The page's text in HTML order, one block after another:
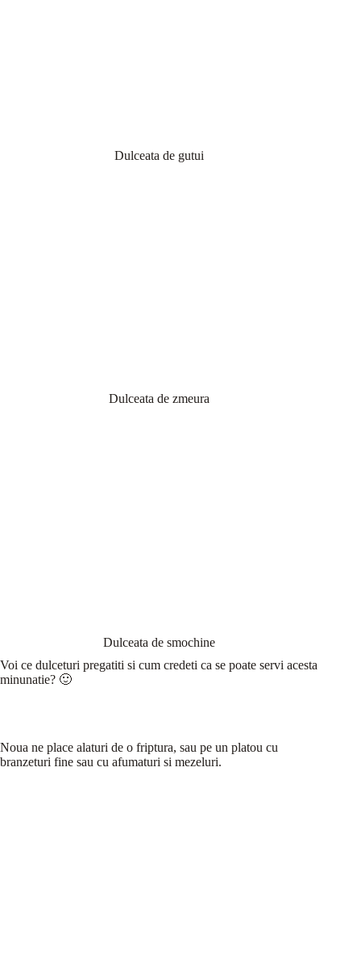
Dulceata de gutui
Dulceata de zmeura
Dulceata de smochine
Voi ce dulceturi pregatiti si cum credeti ca se poate servi acesta
minunatie? 🙂
Noua ne place alaturi de o friptura, sau pe un platou cu
branzeturi fine sau cu afumaturi si mezeluri.